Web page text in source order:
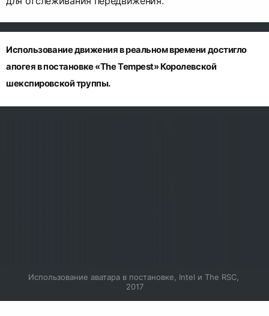
Использование движения в реальном времени достигло
апогея в постановке «The Tempest» Королевской
шекспировской труппы.
Использование аватара в постановке, Intel и The RSC,
2017